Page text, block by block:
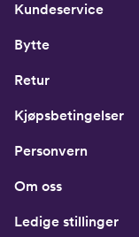
Kundeservice
Bytte
Retur
Kjøpsbetingelser
Personvern
Om oss
Ledige stillinger